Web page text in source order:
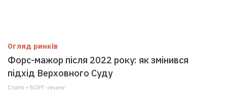
Огляд ринків
Форс-мажор після 2022 року: як змінився
підхід Верховного Суду
Статті • БОРГ-review